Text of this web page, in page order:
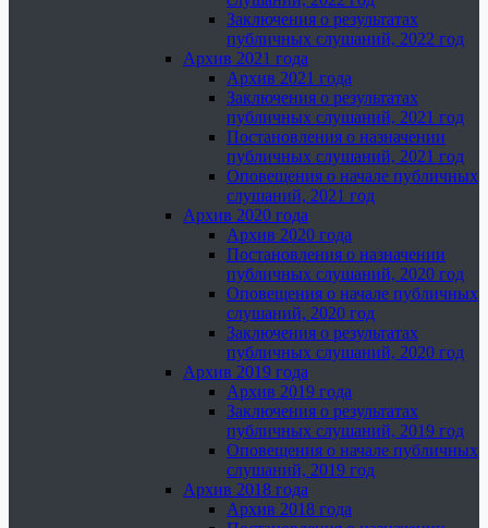
Заключения о результатах
публичных слушаний, 2022 год
Архив 2021 года
Архив 2021 года
Заключения о результатах
публичных слушаний, 2021 год
Постановления о назначении
публичных слушаний, 2021 год
Оповещения о начале публичных
слушаний, 2021 год
Архив 2020 года
Архив 2020 года
Постановления о назначении
публичных слушаний, 2020 год
Оповещения о начале публичных
слушаний, 2020 год
Заключения о результатах
публичных слушаний, 2020 год
Архив 2019 года
Архив 2019 года
Заключения о результатах
публичных слушаний, 2019 год
Оповещения о начале публичных
слушаний, 2019 год
Архив 2018 года
Архив 2018 года